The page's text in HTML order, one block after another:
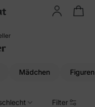
Mädchen Figuren
Filter